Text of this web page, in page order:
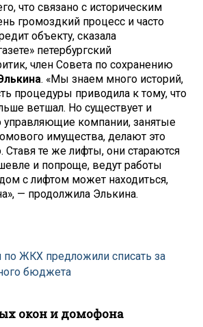
что связано с историческим
громоздкий процесс и часто
объекту, сказала
петербургский
член Совета по сохранению
. «Мы знаем много историй,
процедуры приводила к тому, что
ветшал. Но существует и
управляющие компании, занятые
имущества, делают это
Ставя те же лифты, они стараются
и попроще, ведут работы
с лифтом может находиться,
— продолжила Элькина.
по ЖКХ предложили списать за
бюджета
окон и домофона